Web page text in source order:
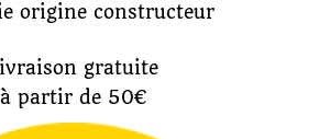
origine constructeur
gratuite
à partir de 50€